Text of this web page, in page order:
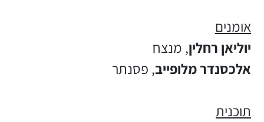
אומנים
יוליאן רחלין, מנצח
אלכסנדר מלופייב, פסנתר
תוכנית